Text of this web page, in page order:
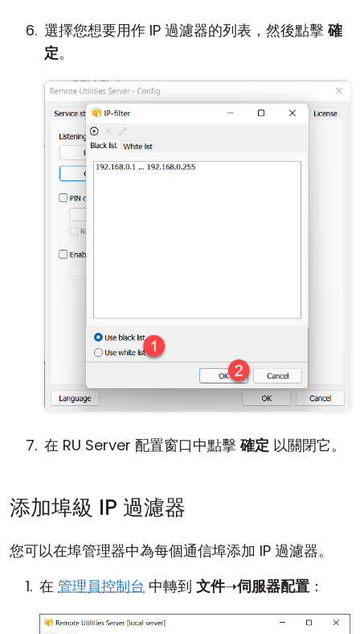
選擇您想要用作 IP 過濾器的列表，然後點擊確
定。
在 RU Server 配置窗口中點擊確定 以關閉它。
添加埠級 IP 過濾器
您可以在埠管理器中為每個通信埠添加 IP 過濾器。
在 管理員控制台 中轉到 文件➝伺服器配置 ：